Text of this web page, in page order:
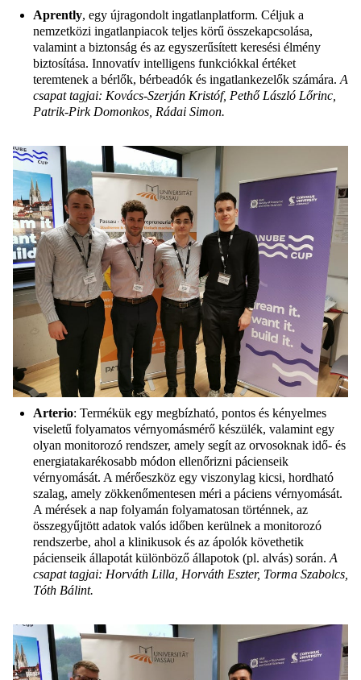
Aprently, egy újragondolt ingatlanplatform. Céljuk a
nemzetközi ingatlanpiacok teljes körű összekapcsolása,
valamint a biztonság és az egyszerűsített keresési élmény
biztosítása. Innovatív intelligens funkciókkal értéket
teremtenek a bérlők, bérbeadók és ingatlankezelők számára. A
csapat tagjai: Kovács-Szerján Kristóf, Pethő László Lőrinc,
Patrik-PirkDomonkos, Rádai Simon.
Arterio: Termékük egy megbízható, pontos és kényelmes
viseletű folyamatos vérnyomásmérő készülék, valamint egy
olyan monitorozó rendszer, amely segít az orvosoknak idő- és
energiatakarékosabb módon ellenőrizni pácienseik
vérnyomását. A mérőeszköz egy viszonylag kicsi, hordható
szalag, amely zökkenőmentesen méri a páciens vérnyomását.
A mérések a nap folyamán folyamatosan történnek, az
összegyűjtött adatok valós időben kerülnek a monitorozó
rendszerbe, ahol a klinikusok és az ápolók követhetik
pácienseik állapotát különböző állapotok (pl. alvás) során. A
csapat tagjai: Horváth Lilla, Horváth Eszter, Torma Szabolcs,
Tóth Bálint.